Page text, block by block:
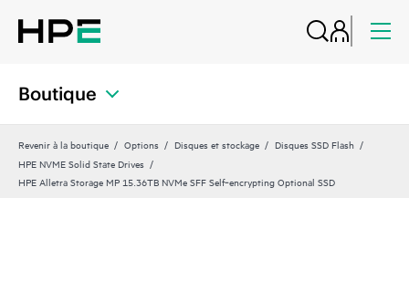
Boutique
Revenir à la boutique Options Disques et stockage
Disques SSD Flash
HPE NVME Solid State Drives
HPE Alletra Storage MP 15.36TB NVMe SFF Self‑encrypting Optional SSD